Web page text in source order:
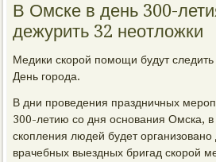
В Омске в день 300-
дежурить 32 неотложки
Медики скорой помощи будут
День города.
В дни проведения праздничных
300-летию со дня основания Омска, в
скопления людей будет организовано
врачебных выездных бригад скорой